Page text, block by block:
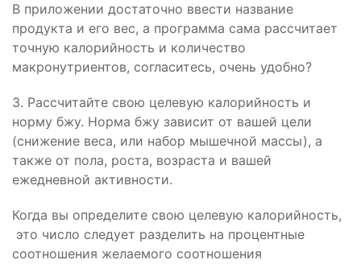
В приложении достаточно ввести название
продукта и его вес, а программа сама рассчитает
точную калорийность и количество
макронутриентов, согласитесь, очень удобно?
3. Рассчитайте свою целевую калорийность и
норму бжу. Норма бжу зависит от вашей цели
(снижение веса, или набор мышечной массы), а
также от пола, роста, возраста и вашей
ежедневной активности.
Когда вы определите свою целевую калорийность,
это число следует разделить на процентные
соотношения желаемого соотношения